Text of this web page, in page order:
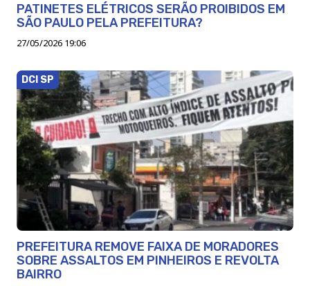
PATINETES ELÉTRICOS SERÃO PROIBIDOS EM
SÃO PAULO PELA PREFEITURA?
27/05/2026 19:06
DCI SP
PREFEITURA REMOVE FAIXA DE MORADORES
SOBRE ASSALTOS EM PINHEIROS E REVOLTA
BAIRRO